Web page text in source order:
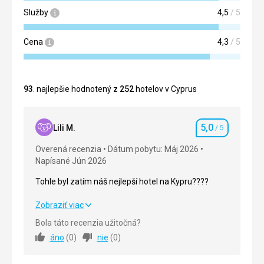
Služby 4,5 / 5
Cena 4,3 / 5
93 . najlepšie hodnotený z 252 hotelov v Cyprus
Lili M. Hodnotenie
5,0 / 5
Overená recenzia
Dátum pobytu: Máj 2026
Napísané Jún 2026
Tohle byl zatím náš nejlepší hotel na Kypru????
Tohle byl zatím náš nejlepší hotel na Kypru????
Strava
Zobraziť viac
Bola táto recenzia užitočná?
áno (0) nie (0)